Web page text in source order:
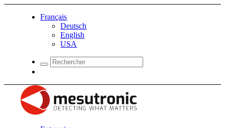
Français
Deutsch
English
USA